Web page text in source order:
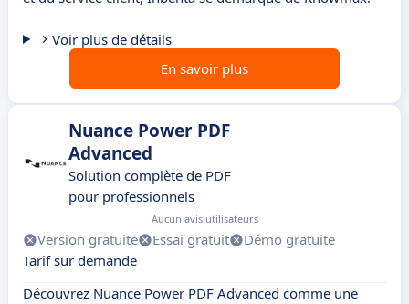
Voir plus de détails
En savoir plus
Nuance Power PDF
Advanced
Solution complète de PDF
pour professionnels
Aucun avis utilisateurs
Version gratuite Essai gratuit
Démo gratuite
Tarif sur demande
Découvrez Nuance Power PDF Advanced comme une